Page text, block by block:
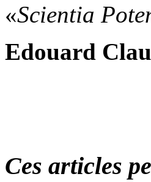
«Scientia
Edouard
Ces articles